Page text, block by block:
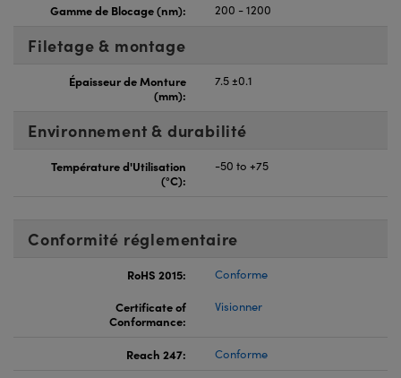
Gamme de Blocage (nm):
200 - 1200
Filetage & montage
Épaisseur de Monture
(mm):
7.5 ±0.1
Environnement & durabilité
Température d'Utilisation
(°C):
-50 to +75
Conformité réglementaire
RoHS 2015:
Conforme
Certificate of
Conformance:
Visionner
Reach 247: Conforme